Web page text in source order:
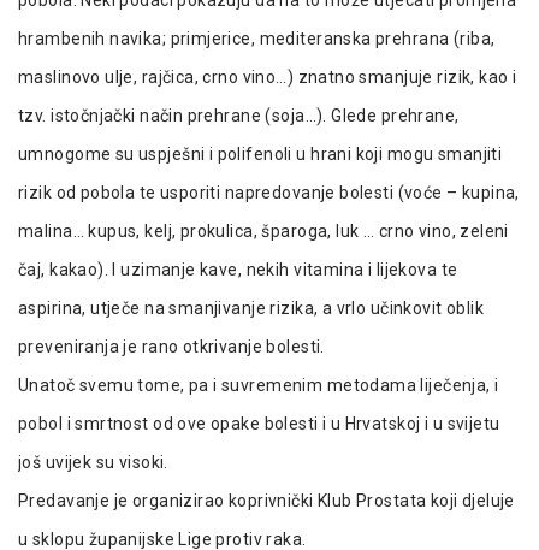
hrambenih navika; primjerice, mediteranska prehrana (riba,
maslinovo ulje, rajčica, crno vino…) znatno smanjuje rizik, kao i
tzv. istočnjački način prehrane (soja…). Glede prehrane,
umnogome su uspješni i polifenoli u hrani koji mogu smanjiti
rizik od pobola te usporiti napredovanje bolesti (voće – kupina,
malina… kupus, kelj, prokulica, šparoga, luk … crno vino, zeleni
čaj, kakao). I uzimanje kave, nekih vitamina i lijekova te
aspirina, utječe na smanjivanje rizika, a vrlo učinkovit oblik
preveniranja je rano otkrivanje bolesti.
Unatoč svemu tome, pa i suvremenim metodama liječenja, i
pobol i smrtnost od ove opake bolesti i u Hrvatskoj i u svijetu
još uvijek su visoki.
Predavanje je organizirao koprivnički Klub Prostata koji djeluje
u sklopu županijske Lige protiv raka.